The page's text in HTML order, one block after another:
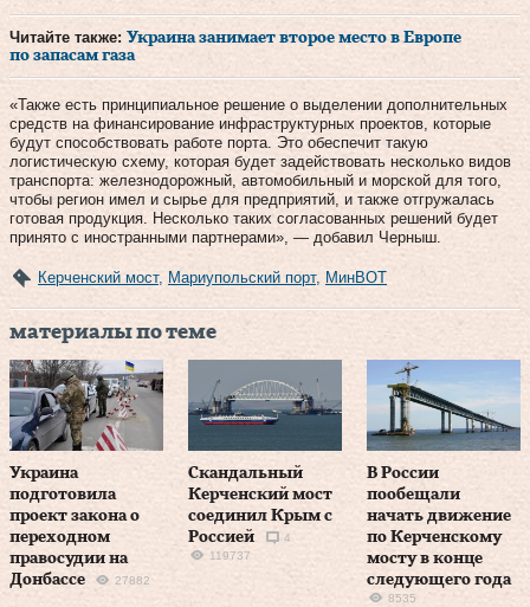
Читайте также: Украина занимает второе место в Европе
по запасам газа
«Также есть принципиальное решение о выделении дополнительных
средств на финансирование инфраструктурных проектов, которые
будут способствовать работе порта. Это обеспечит такую
логистическую схему, которая будет задействовать несколько видов
транспорта: железнодорожный, автомобильный и морской для того,
чтобы регион имел и сырье для предприятий, и также отгружалась
готовая продукция. Несколько таких согласованных решений будет
принято с иностранными партнерами», — добавил Черныш.
Керченский мост, Мариупольский порт, МинВОТ
материалы по теме
Украина
подготовила
проект закона о
переходном
правосудии на
Донбассе
27882
Скандальный
Керченский мост
соединил Крым с
Россией
4
119737
В России
пообещали
начать движение
по Керченскому
мосту в конце
следующего года
8535